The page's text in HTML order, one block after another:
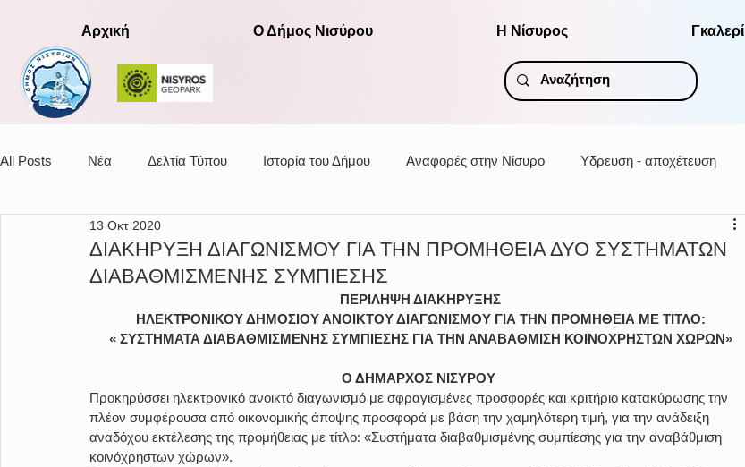
Αρχική Ο Δήμος Νισύρου Η Νίσυρος Γκαλερί
All Posts Νέα Δελτία Τύπου Ιστορία του Δήμου Αναφορές στην Νίσυρο Υδρευση - αποχέτευση
Αποφάσεις οικονομικής επιτροπής
ΔΙΑΚΗΡΥΞΗ ΔΙΑΓΩΝΙΣΜΟΥ ΓΙΑ ΤΗΝ ΠΡΟΜΗΘΕΙΑ ΔΥΟ ΣΥΣΤΗΜΑΤΩΝ
ΔΙΑΒΑΘΜΙΣΜΕΝΗΣ ΣΥΜΠΙΕΣΗΣ
13 Οκτ 2020
ΠΕΡΙΛΗΨΗ ΔΙΑΚΗΡΥΞΗΣ
ΗΛΕΚΤΡΟΝΙΚΟΥ ΔΗΜΟΣΙΟΥ ΑΝΟΙΚΤΟΥ ΔΙΑΓΩΝΙΣΜΟΥ ΓΙΑ ΤΗΝ ΠΡΟΜΗΘΕΙΑ ΜΕ ΤΙΤΛΟ:
« ΣΥΣΤΗΜΑΤΑ ΔΙΑΒΑΘΜΙΣΜΕΝΗΣ ΣΥΜΠΙΕΣΗΣ ΓΙΑ ΤΗΝ ΑΝΑΒΑΘΜΙΣΗ ΚΟΙΝΟΧΡΗΣΤΩΝ ΧΩΡΩΝ»
Ο ΔΗΜΑΡΧΟΣ ΝΙΣΥΡΟΥ
Προκηρύσσει ηλεκτρονικό ανοικτό διαγωνισμό με σφραγισμένες προσφορές και κριτήριο κατακύρωσης την
πλέον συμφέρουσα από οικονομικής άποψης προσφορά με βάση την χαμηλότερη τιμή, για την ανάδειξη
αναδόχου εκτέλεσης της προμήθειας με τίτλο: «Συστήματα διαβαθμισμένης συμπίεσης για την αναβάθμιση
κοινόχρηστων χώρων».